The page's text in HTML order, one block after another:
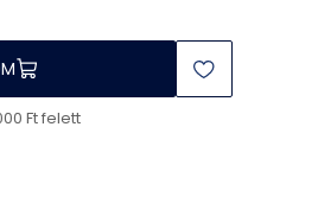
Ft felett